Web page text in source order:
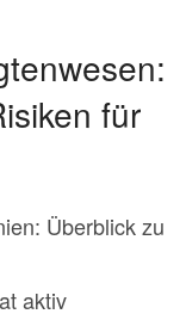
für
Überblick zu
aktiv